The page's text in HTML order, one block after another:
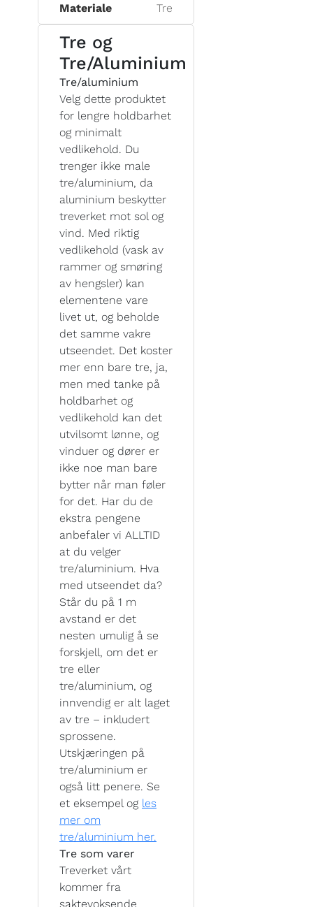
Materiale Tre
Tre og
Tre/Aluminium
Tre/aluminium
Velg dette produktet
for lengre holdbarhet
og minimalt
vedlikehold. Du
trenger ikke male
tre/aluminium, da
aluminium beskytter
treverket mot sol og
vind. Med riktig
vedlikehold (vask av
rammer og smøring
av hengsler) kan
elementene vare
livet ut, og beholde
det samme vakre
utseendet. Det koster
mer enn bare tre, ja,
men med tanke på
holdbarhet og
vedlikehold kan det
utvilsomt lønne, og
vinduer og dører er
ikke noe man bare
bytter når man føler
for det. Har du de
ekstra pengene
anbefaler vi ALLTID
at du velger
tre/aluminium. Hva
med utseendet da?
Står du på 1 m
avstand er det
nesten umulig å se
forskjell, om det er
tre eller
tre/aluminium, og
innvendig er alt laget
av tre – inkludert
sprossene.
Utskjæringen på
tre/aluminium er
også litt penere. Se
et eksempel og les
mer om
tre/aluminium her.
Tre som varer
Treverket vårt
kommer fra
saktevoksende